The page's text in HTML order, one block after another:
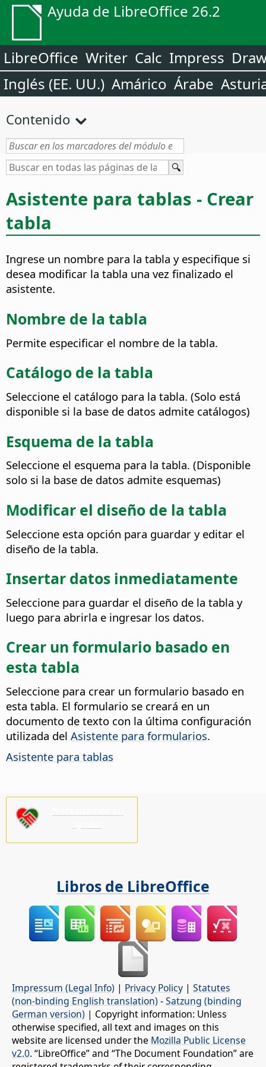
Ayuda de LibreOffice 26.2
LibreOffice Writer Calc Impress
Inglés (EE. UU.) Amárico Árabe
Contenido
Asistente para tablas - Crear
tabla
Ingrese un nombre para la tabla y especifique si
desea modificar la tabla una vez finalizado el
asistente.
Nombre de la tabla
Permite especificar el nombre de la tabla.
Catálogo de la tabla
Seleccione el catálogo para la tabla. (Solo está
disponible si la base de datos admite catálogos)
Esquema de la tabla
Seleccione el esquema para la tabla. (Disponible
solo si la base de datos admite esquemas)
Modificar el diseño de la tabla
Seleccione esta opción para guardar y editar el
diseño de la tabla.
Insertar datos inmediatamente
Seleccione para guardar el diseño de la tabla y
luego para abrirla e ingresar los datos.
Crear un formulario basado en
esta tabla
Seleccione para crear un formulario basado en
esta tabla. El formulario se creará en un
documento de texto con la última configuración
utilizada del Asistente para formularios.
Asistente para tablas
Libros de LibreOffice
Impressum (Legal Info) | Privacy Policy | Statutes
(non-binding English translation) -Satzung (binding
German version) | Copyright information: Unless
otherwise specified, all text and images on this
website are licensed under the Mozilla Public License
v2.0. “LibreOffice” and “The Document Foundation” are